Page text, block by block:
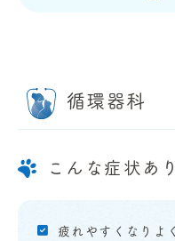
循環器科
こんな症状あ
疲れやすくなりよ